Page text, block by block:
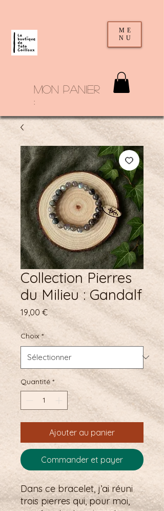
mon panier
:
ME
NU
Collection Pierres
du Milieu : Gandalf
19,00 €Prix
Choix *
Quantité *
Ajouter au panier
Commander et payer
Dans ce bracelet, j’ai réuni
trois pierres qui, pour moi,